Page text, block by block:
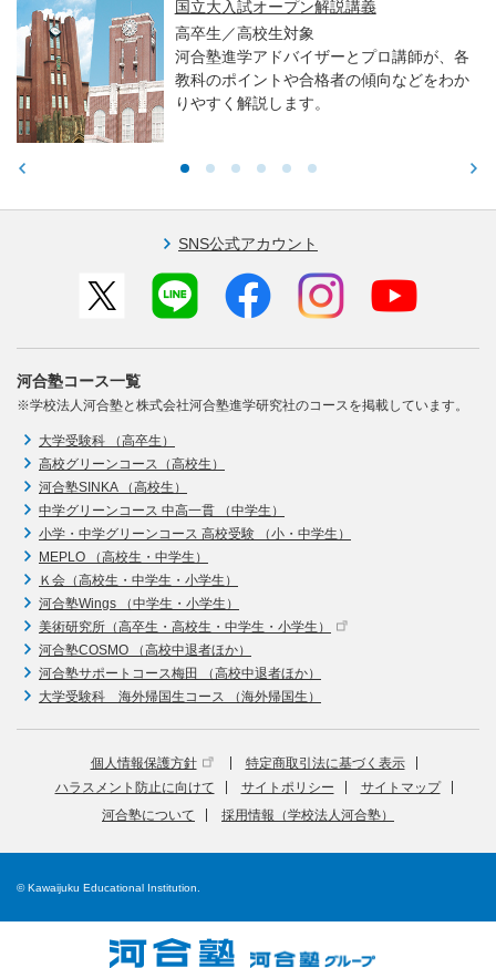
国立大入試オープン解説講義
高卒生／高校生対象
河合塾進学アドバイザーとプロ講師が、各
教科のポイントや合格者の傾向などをわか
りやすく解説します。
SNS公式アカウント
河合塾コース一覧
※学校法人河合塾と株式会社河合塾進学研究社のコースを掲載しています。
大学受験科 （高卒生）
高校グリーンコース（高校生）
河合塾SINKA （高校生）
中学グリーンコース 中高一貫 （中学生）
小学・中学グリーンコース 高校受験 （小・中学生）
MEPLO （高校生・中学生）
Ｋ会（高校生・中学生・小学生）
河合塾Wings （中学生・小学生）
美術研究所（高卒生・高校生・中学生・小学生）
河合塾COSMO （高校中退者ほか）
河合塾サポートコース梅田 （高校中退者ほか）
大学受験科 海外帰国生コース （海外帰国生）
個人情報保護方針
特定商取引法に基づく表示
ハラスメント防止に向けて
サイトポリシー
サイトマップ
河合塾について
採用情報（学校法人河合塾）
© Kawaijuku Educational Institution.